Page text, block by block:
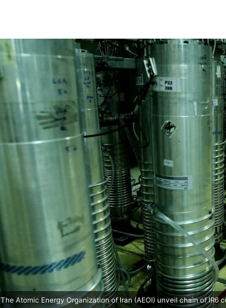
The Atomic Energy Organization of Iran (AEOI) unveil chain of